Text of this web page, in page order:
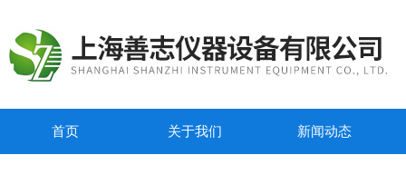
首页 关于我们 新闻动态